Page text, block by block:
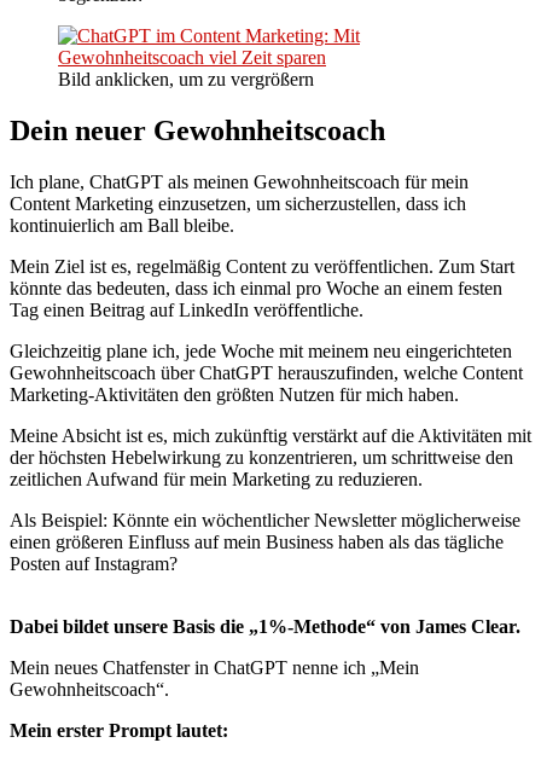
Bild anklicken, um zu vergrößern
Dein neuer Gewohnheitscoach
Ich plane, ChatGPT als meinen Gewohnheitscoach für mein
Content Marketing einzusetzen, um sicherzustellen, dass ich
kontinuierlich am Ball bleibe.
Mein Ziel ist es, regelmäßig Content zu veröffentlichen. Zum Start
könnte das bedeuten, dass ich einmal pro Woche an einem festen
Tag einen Beitrag auf LinkedIn veröffentliche.
Gleichzeitig plane ich, jede Woche mit meinem neu eingerichteten
Gewohnheitscoach über ChatGPT herauszufinden, welche Content
Marketing-Aktivitäten den größten Nutzen für mich haben.
Meine Absicht ist es, mich zukünftig verstärkt auf die Aktivitäten mit
der höchsten Hebelwirkung zu konzentrieren, um schrittweise den
zeitlichen Aufwand für mein Marketing zu reduzieren.
Als Beispiel: Könnte ein wöchentlicher Newsletter möglicherweise
einen größeren Einfluss auf mein Business haben als das tägliche
Posten auf Instagram?
Dabei bildet unsere Basis die „1%-Methode“ von James Clear.
Mein neues Chatfenster in ChatGPT nenne ich „Mein
Gewohnheitscoach“.
Mein erster Prompt lautet: